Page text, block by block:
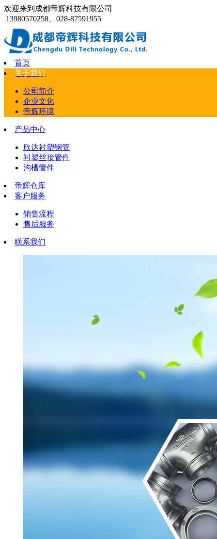
欢迎来到成都帝辉科技有限公司
13980570258、028-87591955
首页
关于我们
公司简介
企业文化
帝辉环境
产品中心
欣达衬塑钢管
衬塑丝接管件
沟槽管件
帝辉仓库
客户服务
销售流程
售后服务
联系我们